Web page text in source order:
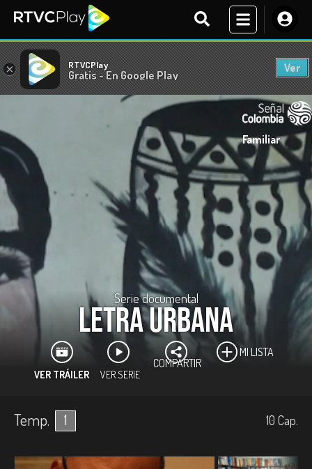
× RTVCPlay
Gratis - En Google Play
Ver
Familiar
Serie documental
Letra urbana
VER TRÁILER VER SERIE
COMPARTIR
MI LISTA
Temp. 1 10 Cap.